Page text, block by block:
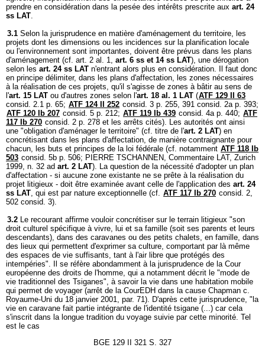
prendre en considération dans la pesée des intérêts prescrite aux art. 24
ss LAT.
3.1 Selon la jurisprudence en matière d'aménagement du territoire, les
projets dont les dimensions ou les incidences sur la planification locale
ou l'environnement sont importantes, doivent être prévus dans les plans
d'aménagement (cf. art. 2 al. 1, art. 6 ss et 14 ss LAT), une dérogation
selon les art. 24 ss LAT n'entrant alors plus en considération. Il faut donc
en principe délimiter, dans les plans d'affectation, les zones nécessaires
à la réalisation de ces projets, qu'il s'agisse de zones à bâtir au sens de
l'art. 15 LAT ou d'autres zones selon l'art. 18 al. 1 LAT (ATF 129 II 63
consid. 2.1 p. 65; ATF 124 II 252 consid. 3 p. 255, 391 consid. 2a p. 393;
ATF 120 Ib 207 consid. 5 p. 212; ATF 119 Ib 439 consid. 4a p. 440; ATF
117 Ib 270 consid. 2 p. 278 et les arrêts cités). Les autorités ont ainsi
une "obligation d'aménager le territoire" (cf. titre de l'art. 2 LAT) en
concrétisant dans les plans d'affectation, de manière contraignante pour
chacun, les buts et principes de la loi fédérale (cf. notamment ATF 118 Ib
503 consid. 5b p. 506; PIERRE TSCHANNEN, Commentaire LAT, Zurich
1999, n. 32 ad art. 2 LAT). La question de la nécessité d'adopter un plan
d'affectation - si aucune zone existante ne se prête à la réalisation du
projet litigieux - doit être examinée avant celle de l'application des art. 24
ss LAT, qui est par nature exceptionnelle (cf. ATF 117 Ib 270 consid. 2,
502 consid. 3).
3.2 Le recourant affirme vouloir concrétiser sur le terrain litigieux "son
droit culturel spécifique à vivre, lui et sa famille (soit ses parents et leurs
descendants), dans des caravanes ou des petits chalets, en famille, dans
des lieux qui permettent d'exprimer sa culture, comportant par là même
des espaces de vie suffisants, tant à l'air libre que protégés des
intempéries". Il se réfère abondamment à la jurisprudence de la Cour
européenne des droits de l'homme, qui a notamment décrit le "mode de
vie traditionnel des Tsiganes", à savoir la vie dans une habitation mobile
qui permet de voyager (arrêt de la CourEDH dans la cause Chapman c.
Royaume-Uni du 18 janvier 2001, par. 71). D'après cette jurisprudence, "la
vie en caravane fait partie intégrante de l'identité tsigane (...) car cela
s'inscrit dans la longue tradition du voyage suivie par cette minorité. Tel
est le cas
BGE 129 II 321 S. 327